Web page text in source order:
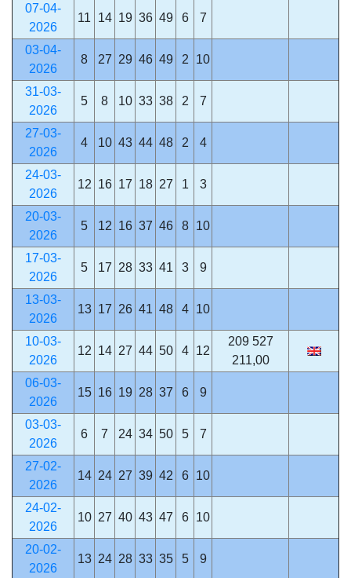
07-04-
2026
11 14 19 36 49 6 7
03-04-
2026
8 27 29 46 49 2 10
31-03-
2026
5 8 10 33 38 2 7
27-03-
2026
4 10 43 44 48 2 4
24-03-
2026
12 16 17 18 27 1 3
20-03-
2026
5 12 16 37 46 8 10
17-03-
2026
5 17 28 33 41 3 9
13-03-
2026
13 17 26 41 48 4 10
10-03-
2026
12 14 27 44 50 4 12
209 527
211,00
06-03-
2026
15 16 19 28 37 6 9
03-03-
2026
6 7 24 34 50 5 7
27-02-
2026
14 24 27 39 42 6 10
24-02-
2026
10 27 40 43 47 6 10
20-02-
2026
13 24 28 33 35 5 9